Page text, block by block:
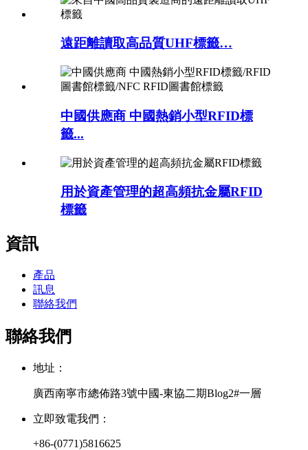
遠距離讀取高品質UHF標籤…
中國供應商 中國熱銷小型RFID標
籤...
用於資產管理的超高頻抗金屬RFID
標籤
資訊
產品
訊息
聯絡我們
聯絡我們
地址：
廣西南寧市總佈路3號中國-東協二期Blog2#一層
立即致電我們：
+86-(0771)5816625